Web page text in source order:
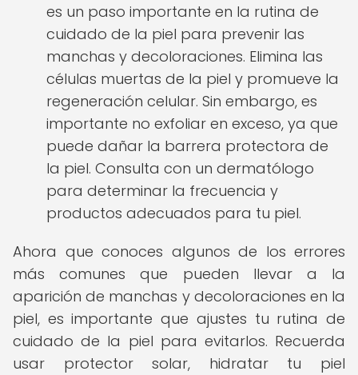
es un paso importante en la rutina de
cuidado de la piel para prevenir las
manchas y decoloraciones. Elimina las
células muertas de la piel y promueve la
regeneración celular. Sin embargo, es
importante no exfoliar en exceso, ya que
puede dañar la barrera protectora de
la piel. Consulta con un dermatólogo
para determinar la frecuencia y
productos adecuados para tu piel.
Ahora que conoces algunos de los errores
más comunes que pueden llevar a la
aparición de manchas y decoloraciones en la
piel, es importante que ajustes tu rutina de
cuidado de la piel para evitarlos. Recuerda
usar protector solar, hidratar tu piel